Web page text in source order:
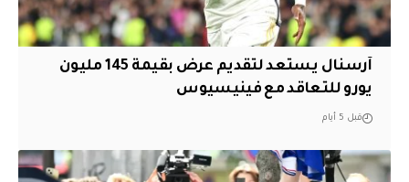
آرسنال يستعد لتقديم عرض بقيمة 145 مليون
يورو للتعاقد مع فينيسيوس
قبل 5 أيام